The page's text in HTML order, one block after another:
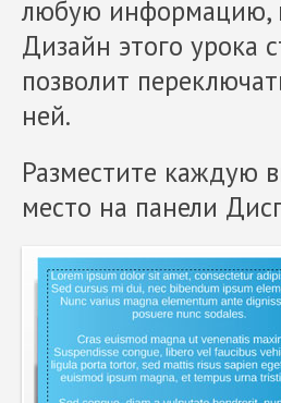
любую информацию,
Дизайн этого урока
позволит
ней.
Разместите каждую
место на панели